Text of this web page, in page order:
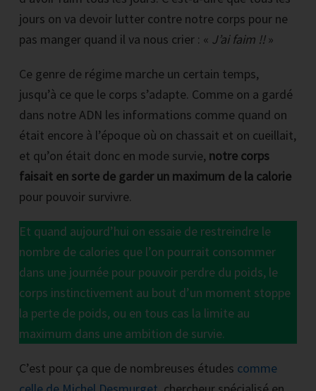
jours on va devoir lutter contre notre corps pour ne
pas manger quand il va nous crier : « J’ai faim !!»
Ce genre de régime marche un certain temps,
jusqu’à ce que le corps s’adapte. Comme on a gardé
dans notre ADN les informations comme quand on
était encore à l’époque où on chassait et on cueillait,
et qu’on était donc en mode survie, notre corps
faisait en sorte de garder un maximum de la calorie
pour pouvoir survivre.
Et quand aujourd’hui on essaie de restreindre le
nombre de calories que l’on pourrait consommer
dans une journée pour pouvoir perdre du poids, le
corps instinctivement au bout d’un moment stoppe
la perte de poids, ou en tous cas la limite au
maximum dans une ambition de survie.
C’est pour ça que de nombreuses études comme